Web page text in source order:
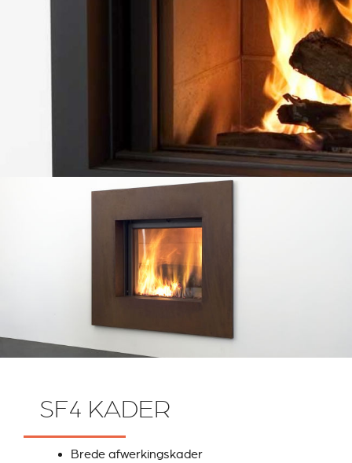
SF4 KADER
Brede afwerkingskader